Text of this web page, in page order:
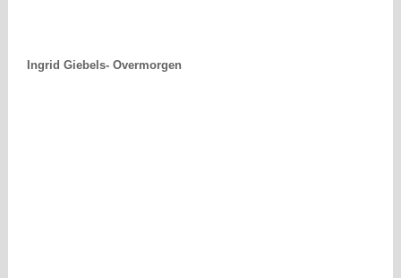
Ingrid Giebels- Overmorgen